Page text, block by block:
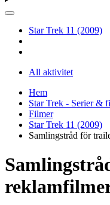
Star Trek 11 (2009)
All aktivitet
Hem
Star Trek - Serier &
Filmer
Star Trek 11 (2009)
Samlingstråd för